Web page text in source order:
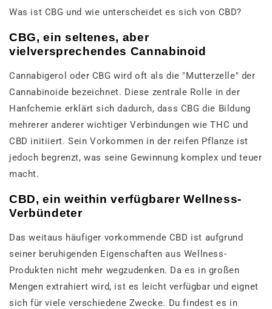
Was ist CBG und wie unterscheidet es sich von CBD?
CBG, ein seltenes, aber
vielversprechendes Cannabinoid
Cannabigerol oder CBG wird oft als die "Mutterzelle" der
Cannabinoide bezeichnet. Diese zentrale Rolle in der
Hanfchemie erklärt sich dadurch, dass CBG die Bildung
mehrerer anderer wichtiger Verbindungen wie THC und
CBD initiiert. Sein Vorkommen in der reifen Pflanze ist
jedoch begrenzt, was seine Gewinnung komplex und teuer
macht.
CBD, ein weithin verfügbarer Wellness-
Verbündeter
Das weitaus häufiger vorkommende CBD ist aufgrund
seiner beruhigenden Eigenschaften aus Wellness-
Produkten nicht mehr wegzudenken. Da es in großen
Mengen extrahiert wird, ist es leicht verfügbar und eignet
sich für viele verschiedene Zwecke. Du findest es in